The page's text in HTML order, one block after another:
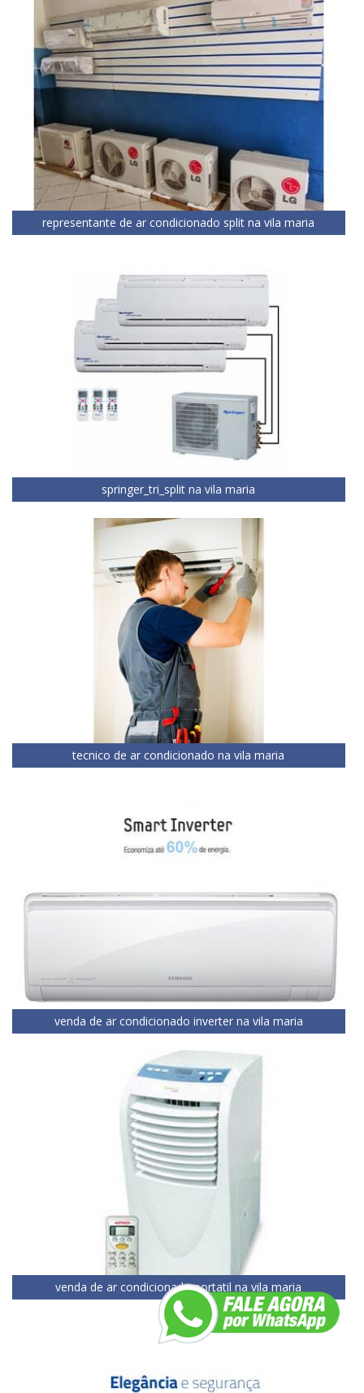
representante de ar condicionado split na vila maria
springer_tri_split na vila maria
tecnico de ar condicionado na vila maria
venda de ar condicionado inverter na vila maria
venda de ar condicionado portatil na vila maria